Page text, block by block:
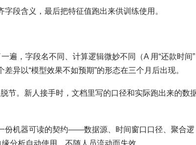
段含义，最后把特征值跑出来供训练使用。
遍，字段名不同、计算逻辑微妙不同（A 用“还款时间
异以“模型效果不如预期”的形态在三个月后出现。
节。新人接手时，文档里写的口径和实际跑出来的数
份机器可读的契约——数据源、时间窗口口径、聚合逻
分析自动使用，不随人员流动而失效。